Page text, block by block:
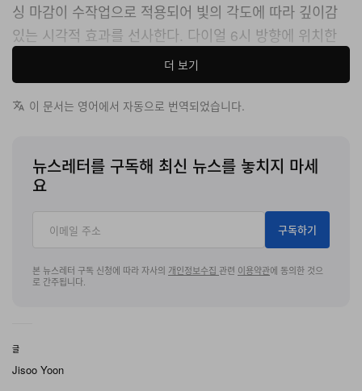
싱 마감이 수작업으로 적용되어 빛의 각도에 따라 깊이감
있는 시각적 효과를 선사한다. 다이얼 6시 방향에 위치한
플라워형 플라잉 투르비용은 상단 브릿지 없이 하단에서만
지지되어 밸런스 휠과 이스케이프먼트의 움직임을 방해 없
이 감상할 수 있다.
이번 협업의 가장 혁신적인 기술적 시도는 투르비용 케이
지에 있다. 오데마 피게는 알루미늄 아노다이징 공정을 통
로 마감했다. 이처럼 작고 시계 구동에 핵심적인 부품에 정
밀한 아노다이징 공정을 적용한 것은 고도의 엔지니어링
기술이 뒷받침되었기에 가능했다. 버발은 이 레드 컬러가
38.5mm 크기의 티타늄 케이스는 샌드블라스트, 새틴, 폴
리싱 마감을 곳곳에 적용해 다이얼의 독창적인 무드를 방
더 보기
이 문서는 영어에서 자동으로 번역되었습니다.
뉴스레터를 구독해 최신 뉴스를 놓치지 마세
요
구독하기
본 뉴스레터 구독 신청에 따라 자사의 개인정보수집 관련 이용약관에 동의한 것으
로 간주됩니다.
글
Jisoo Yoon